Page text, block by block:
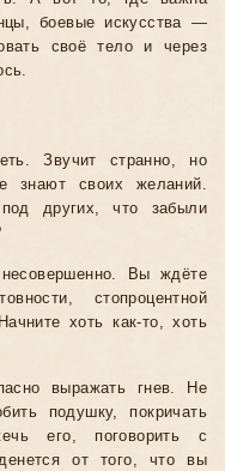
боевые искусства —
своё тело и через
Звучит странно, но
знают своих желаний.
других, что забыли
Вы ждёте
стопроцентной
хоть как-то, хоть
выражать гнев. Не
подушку, покричать
его, поговорить с
от того, что вы